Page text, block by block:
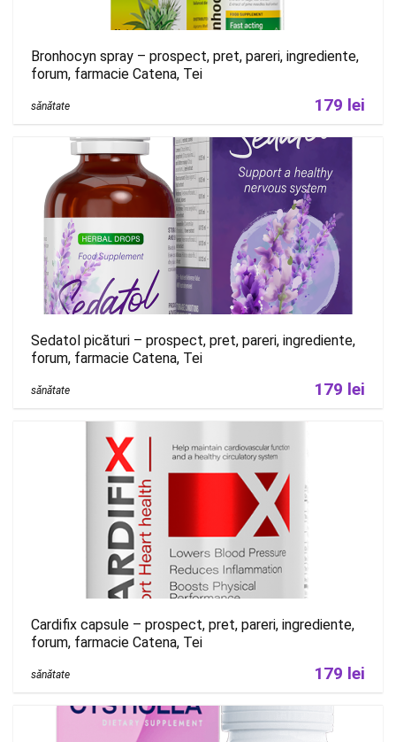
Bronhocyn spray – prospect, pret, pareri, ingrediente,
forum, farmacie Catena, Tei
sănătate 179 lei
Sedatol picături – prospect, pret, pareri, ingrediente,
forum, farmacie Catena, Tei
sănătate 179 lei
Cardifix capsule – prospect, pret, pareri, ingrediente,
forum, farmacie Catena, Tei
sănătate 179 lei